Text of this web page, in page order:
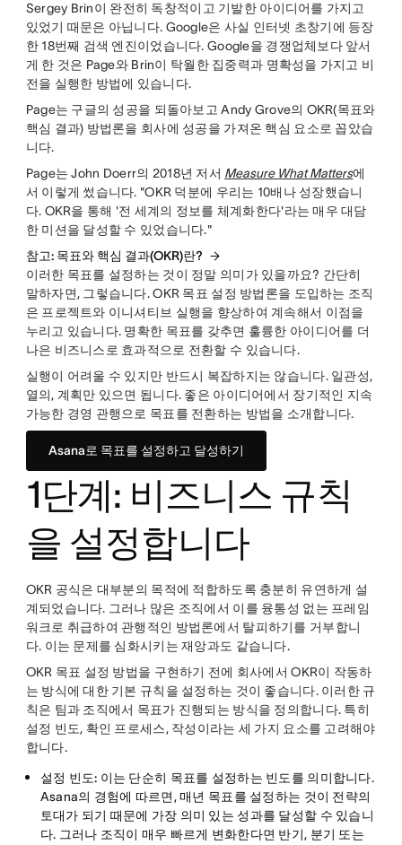
Sergey Brin이 완전히 독창적이고 기발한 아이디어를 가지고
있었기 때문은 아닙니다. Google은 사실 인터넷 초창기에 등장
한 18번째 검색 엔진이었습니다. Google을 경쟁업체보다 앞서
게 한 것은 Page와 Brin이 탁월한 집중력과 명확성을 가지고 비
전을 실행한 방법에 있습니다.
Page는 구글의 성공을 되돌아보고 Andy Grove의 OKR(목표와
핵심 결과) 방법론을 회사에 성공을 가져온 핵심 요소로 꼽았습
니다.
Page는 John Doerr의 2018년 저서 Measure What Matters에
서 이렇게 썼습니다. "OKR 덕분에 우리는 10배나 성장했습니
다. OKR을 통해 '전 세계의 정보를 체계화한다'라는 매우 대담
한 미션을 달성할 수 있었습니다."
참고: 목표와 핵심 결과(OKR)란?
이러한 목표를 설정하는 것이 정말 의미가 있을까요? 간단히
말하자면, 그렇습니다. OKR 목표 설정 방법론을 도입하는 조직
은 프로젝트와 이니셔티브 실행을 향상하여 계속해서 이점을
누리고 있습니다. 명확한 목표를 갖추면 훌륭한 아이디어를 더
나은 비즈니스로 효과적으로 전환할 수 있습니다.
실행이 어려울 수 있지만 반드시 복잡하지는 않습니다. 일관성,
열의, 계획만 있으면 됩니다. 좋은 아이디어에서 장기적인 지속
가능한 경영 관행으로 목표를 전환하는 방법을 소개합니다.
Asana로 목표를 설정하고 달성하기
1단계: 비즈니스 규칙
을 설정합니다
OKR 공식은 대부분의 목적에 적합하도록 충분히 유연하게 설
계되었습니다. 그러나 많은 조직에서 이를 융통성 없는 프레임
워크로 취급하여 관행적인 방법론에서 탈피하기를 거부합니
다. 이는 문제를 심화시키는 재앙과도 같습니다.
OKR 목표 설정 방법을 구현하기 전에 회사에서 OKR이 작동하
는 방식에 대한 기본 규칙을 설정하는 것이 좋습니다. 이러한 규
칙은 팀과 조직에서 목표가 진행되는 방식을 정의합니다. 특히
설정 빈도, 확인 프로세스, 작성이라는 세 가지 요소를 고려해야
합니다.
설정 빈도: 이는 단순히 목표를 설정하는 빈도를 의미합니다.
Asana의 경험에 따르면, 매년 목표를 설정하는 것이 전략의
토대가 되기 때문에 가장 의미 있는 성과를 달성할 수 있습니
다. 그러나 조직이 매우 빠르게 변화한다면 반기, 분기 또는